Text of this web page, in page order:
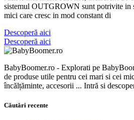
sistemul OUTGROWN sunt potrivite in
mici care cresc in mod constant di
Descoperă aici
Descoperă aici
BabyBoomer.ro - Explorati pe
de produse utile pentru cei mari si cei
încălțăminte, accesorii ... Intră si
Căutări recente